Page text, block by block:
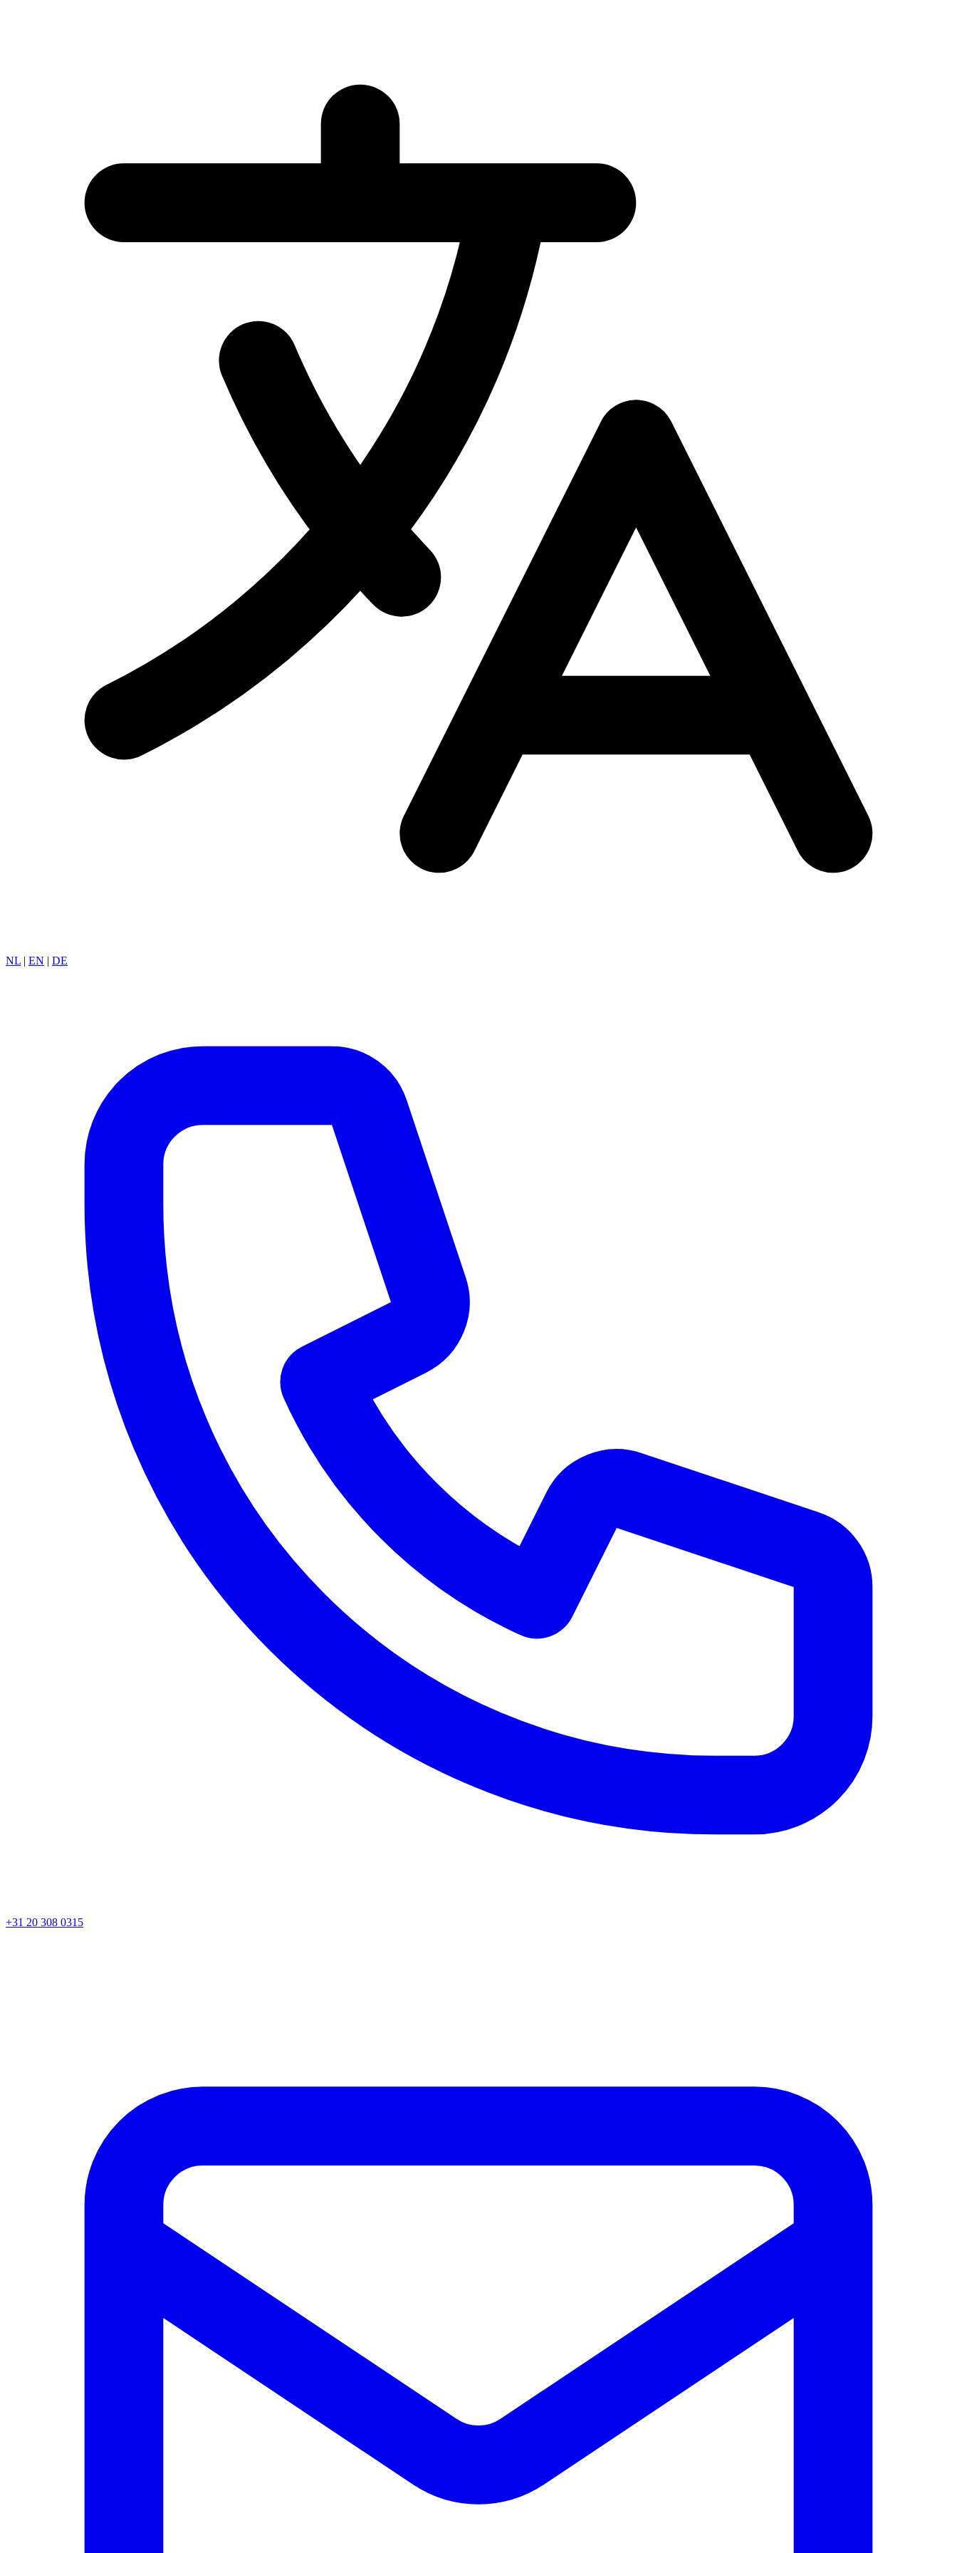
NL | EN | DE
+31 20 308 0315